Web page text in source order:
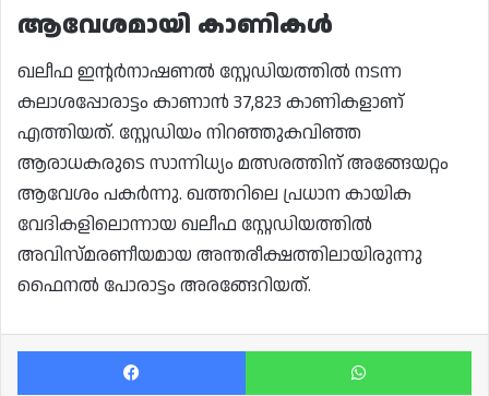
ആവേശമായി കാണികൾ
ഖലീഫ ഇന്റർനാഷണൽ സ്റ്റേഡിയത്തിൽ നടന്ന
കലാശപ്പോരാട്ടം കാണാൻ 37,823 കാണികളാണ്
എത്തിയത്. സ്റ്റേഡിയം നിറഞ്ഞുകവിഞ്ഞ
ആരാധകരുടെ സാന്നിധ്യം മത്സരത്തിന് അങ്ങേയറ്റം
ആവേശം പകർന്നു. ഖത്തറിലെ പ്രധാന കായിക
വേദികളിലൊന്നായ ഖലീഫ സ്റ്റേഡിയത്തിൽ
അവിസ്മരണീയമായ അന്തരീക്ഷത്തിലായിരുന്നു
ഫൈനൽ പോരാട്ടം അരങ്ങേറിയത്.
Facebook